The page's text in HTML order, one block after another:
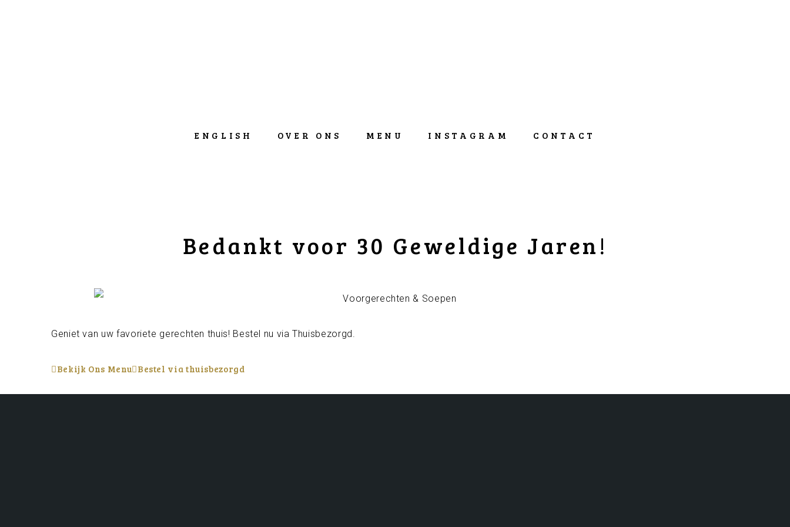
ENGLISH OVER ONS MENU INSTAGRAM CONTACT
Bedankt voor 30 Geweldige Jaren!
Geniet van uw favoriete gerechten thuis! Bestel nu viaThuisbezorgd .
Bekijk Ons Menu Bestel via thuisbezorgd